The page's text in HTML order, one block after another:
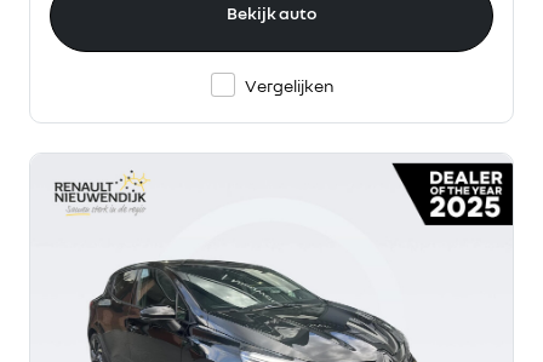
Bekijk auto
Vergelijken